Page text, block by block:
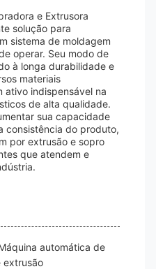
e Extrusora
solução para
sistema de moldagem
operar. Seu modo de
à longa durabilidade e
materiais
ativo indispensável na
de alta qualidade.
sua capacidade
consistência do produto,
por extrusão e sopro
que atendem e
automática de
extrusão